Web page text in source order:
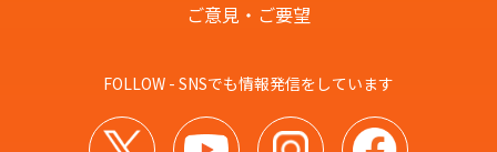
ご意見・ご要望
FOLLOW - SNSでも情報発信をしています